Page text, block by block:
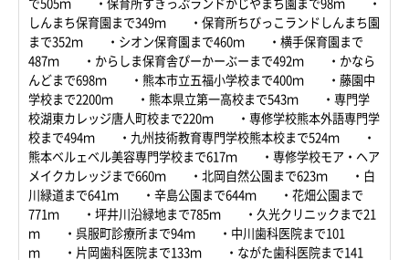
で505ｍ ・保育所すきっぷランドかじやまち園まで98ｍ ・
しんまち保育園まで349ｍ ・保育所ちびっこランドしんまち園
まで352ｍ ・シオン保育園まで460ｍ ・横手保育園まで
487ｍ ・からしま保育舎ぴーかーぶーまで492ｍ ・かなら
んどまで698ｍ ・熊本市立五福小学校まで400ｍ ・藤園中
学校まで2200ｍ ・熊本県立第一高校まで543ｍ ・専門学
校湖東カレッジ唐人町校まで220ｍ ・専修学校熊本外語専門学
校まで494ｍ ・九州技術教育専門学校熊本校まで524ｍ ・
熊本ベルェベル美容専門学校まで617ｍ ・専修学校モア・ヘア
メイクカレッジまで660ｍ ・北岡自然公園まで623ｍ ・白
川緑道まで641ｍ ・辛島公園まで644ｍ ・花畑公園まで
771ｍ ・坪井川沿緑地まで785ｍ ・久光クリニックまで21
ｍ ・呉服町診療所まで94ｍ ・中川歯科医院まで101
ｍ ・片岡歯科医院まで133ｍ ・ながた歯科医院まで141